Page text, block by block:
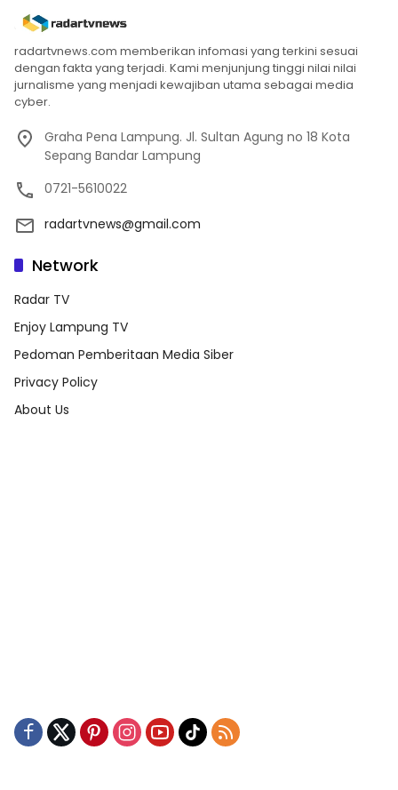
radartvnews.com memberikan infomasi yang terkini sesuai
dengan fakta yang terjadi. Kami menjunjung tinggi nilai nilai
jurnalisme yang menjadi kewajiban utama sebagai media
cyber.
Graha Pena Lampung. Jl. Sultan Agung no 18 Kota
Sepang Bandar Lampung
0721-5610022
radartvnews@gmail.com
Network
Radar TV
Enjoy Lampung TV
Pedoman Pemberitaan Media Siber
Privacy Policy
About Us